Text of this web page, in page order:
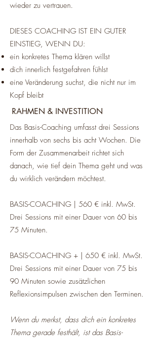
wieder zu vertrauen.
DIESES COACHING IST EIN GUTER
EINSTIEG, WENN DU:
ein konkretes Thema klären willst
dich innerlich festgefahren fühlst
eine Veränderung suchst, die nicht nur im
Kopf bleibt
RAHMEN & INVESTITION
Das Basis-Coaching umfasst drei Sessions
innerhalb von sechs bis acht Wochen. Die
Form der Zusammenarbeit richtet sich
danach, wie tief dein Thema geht und was
du wirklich verändern möchtest.
BASIS-COACHING | 560 € inkl. MwSt.
Drei Sessions mit einer Dauer von 60 bis
75 Minuten.
BASIS-COACHING + | 650 € inkl. MwSt.
Drei Sessions mit einer Dauer von 75 bis
90 Minuten sowie zusätzlichen
Reflexionsimpulsen zwischen den Terminen.
Wenn du merkst, dass dich ein konkretes
Thema gerade festhält, ist das Basis-